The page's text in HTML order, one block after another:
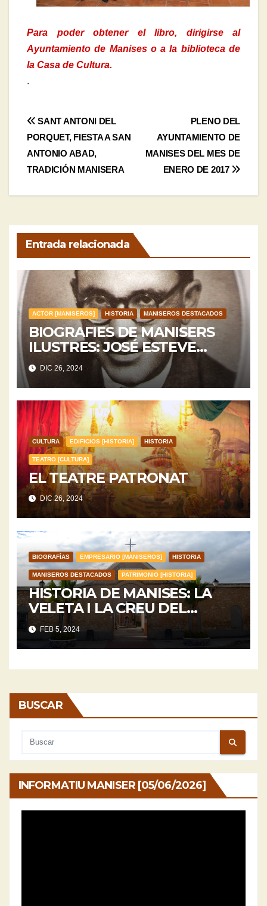
Para poder obtener el libro, dirigirse al
Ayuntamiento de Manises o a la biblioteca de
la Casa de Cultura.
.
Navegación
de
entradas
PLENO DEL
AYUNTAMIENTO DE
MANISES DEL MES DE
ENERO DE 2017
SANT ANTONI DEL
PORQUET, FIESTA A SAN
ANTONIO ABAD,
TRADICIÓN MANISERA
Entrada relacionada
ACTOR [MANISEROS] HISTORIA MANISEROS DESTACADOS
BIOGRAFIES DE MANISERS
ILUSTRES: JOSÉ ESTEVE
SERRA
DIC 26, 2024
CULTURA EDIFICIOS [HISTORIA] HISTORIA
TEATRO [CULTURA]
EL TEATRE PATRONAT
DIC 26, 2024
BIOGRAFÍAS EMPRESARIO [MANISEROS] HISTORIA
MANISEROS DESTACADOS PATRIMONIO [HISTORIA]
HISTORIA DE MANISES: LA
VELETA I LA CREU DEL
CEMENTERI
FEB 5, 2024
BUSCAR
INFORMATIU MANISER [05/06/2026]